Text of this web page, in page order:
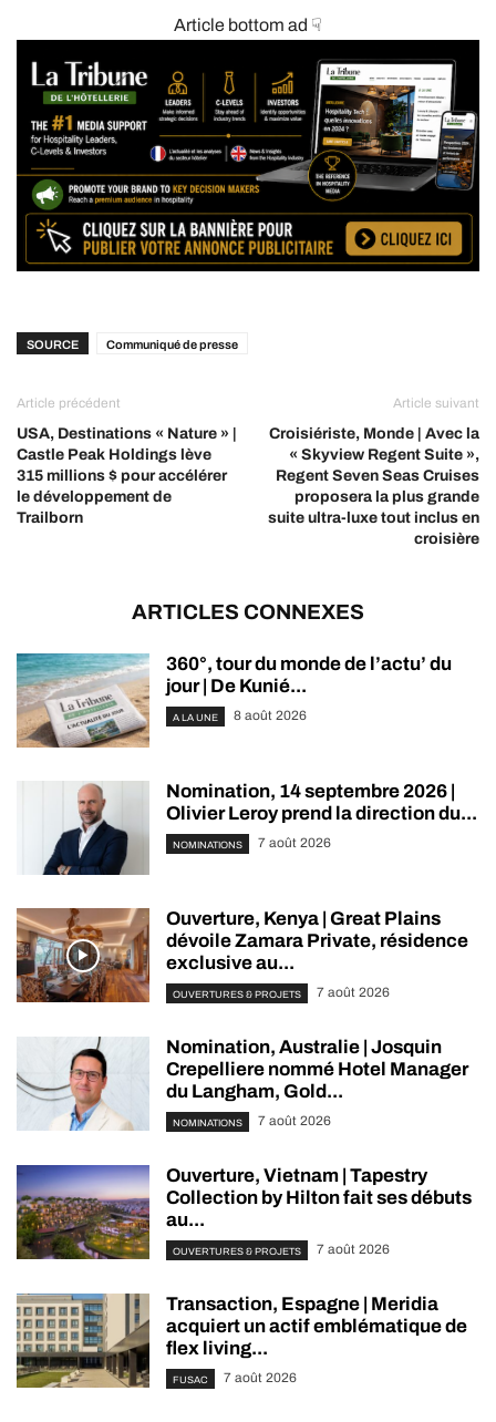
Article bottom ad ☟
SOURCE Communiqué de presse
Article précédent
USA, Destinations « Nature » |
Castle Peak Holdings lève
315 millions $ pour accélérer
le développement de
Trailborn
Article suivant
Croisiériste, Monde | Avec la
« Skyview Regent Suite »,
Regent Seven Seas Cruises
proposera la plus grande
suite ultra-luxe tout inclus en
croisière
ARTICLES CONNEXES
360°, tour du monde de l’actu’ du
jour | De Kunié...
A LA UNE 8 août 2026
Nomination, 14 septembre 2026 |
Olivier Leroy prend la direction du...
NOMINATIONS 7 août 2026
Ouverture, Kenya | Great Plains
dévoile Zamara Private, résidence
exclusive au...
OUVERTURES & PROJETS 7 août 2026
Nomination, Australie | Josquin
Crepelliere nommé Hotel Manager
du Langham, Gold...
NOMINATIONS 7 août 2026
Ouverture, Vietnam | Tapestry
Collection by Hilton fait ses débuts
au...
OUVERTURES & PROJETS 7 août 2026
Transaction, Espagne | Meridia
acquiert un actif emblématique de
flex living...
FUSAC 7 août 2026